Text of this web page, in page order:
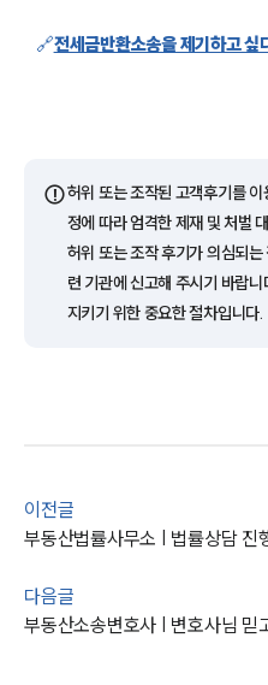
법
뉴스레터/
대륜법
🔗전세금반환소송을 제기하고 싶
⚠️허위 또는 조작된 고객후기를
정에 따라 엄격한 제재 및 처벌
허위 또는 조작 후기가 의심되
련 기관에 신고해 주시기 바랍
지키기 위한 중요한 절차입니다.
이전글
부동산법률사무소 | 법률상담 진
다음글
부동산소송변호사 | 변호사님 믿